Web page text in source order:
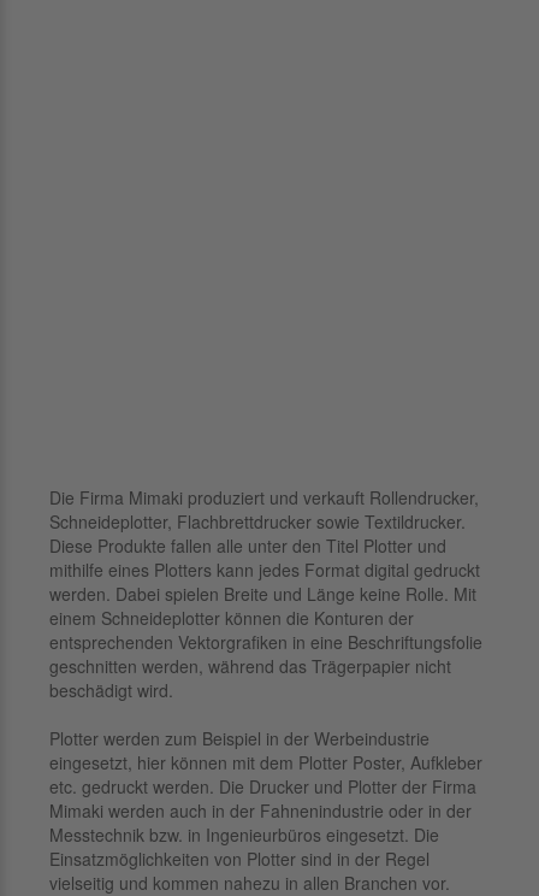
Die Firma Mimaki produziert und verkauft Rollendrucker,
Schneideplotter, Flachbrettdrucker sowie Textildrucker.
Diese Produkte fallen alle unter den Titel Plotter und
mithilfe eines Plotters kann jedes Format digital gedruckt
werden. Dabei spielen Breite und Länge keine Rolle. Mit
einem Schneideplotter können die Konturen der
entsprechenden Vektorgrafiken in eine Beschriftungsfolie
geschnitten werden, während das Trägerpapier nicht
beschädigt wird.
Plotter werden zum Beispiel in der Werbeindustrie
eingesetzt, hier können mit dem Plotter Poster, Aufkleber
etc. gedruckt werden. Die Drucker und Plotter der Firma
Mimaki werden auch in der Fahnenindustrie oder in der
Messtechnik bzw. in Ingenieurbüros eingesetzt. Die
Einsatzmöglichkeiten von Plotter sind in der Regel
vielseitig und kommen nahezu in allen Branchen vor.